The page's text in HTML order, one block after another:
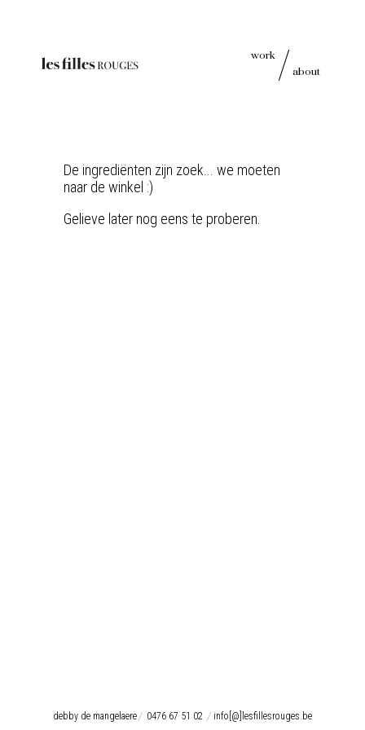
work
about
De ingrediënten zijn zoek... we moeten
naar de winkel :)
Gelieve later nog eens te proberen.
debby de mangelaere 0476 67 51 02 info[@]lesfillesrouges.be